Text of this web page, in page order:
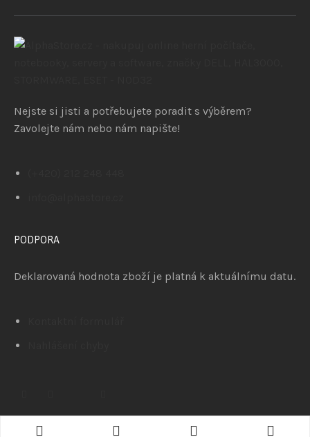
Nejste si jisti a potřebujete poradit s výběrem?
Zavolejte nám nebo nám napište!
PODPORA
Deklarovaná hodnota zboží je platná k aktuálnímu datu.
NÁKUP